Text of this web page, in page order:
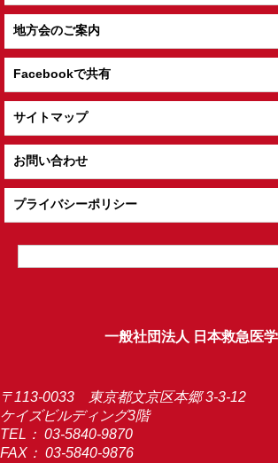
地方会のご案内
Facebookで共有
サイトマップ
お問い合わせ
プライバシーポリシー
一般社団法人 日本救急医
〒113-0033 東京都文京区本郷 3-3-12
ケイズビルディング3階
TEL： 03-5840-9870
FAX： 03-5840-9876